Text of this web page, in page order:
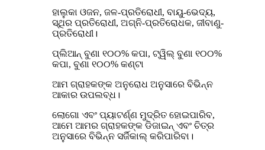
ହାଲୁକା ଓଜନ, ଜଳ-ପ୍ରତିରୋଧୀ, ବାୟୁ-ଭେଦ୍ୟ,
ସ୍ଥିର ପ୍ରତିରୋଧୀ, ଅଗ୍ନି-ପ୍ରତିରୋଧକ, ଜୀବାଣୁ-
ପ୍ରତିରୋଧୀ।
ପ୍ଲିଆନ୍ ବୁଣା ୧୦୦% କପା, ଟ୍ୱିଲ୍ ବୁଣା ୧୦୦%
କପା, ବୁଣା ୧୦୦% କଣ୍ଟା
ଆମ ଗ୍ରାହକଙ୍କ ଅନୁରୋଧ ଅନୁସାରେ ବିଭିନ୍ନ
ଆକାର ଉପଲବ୍ଧ।
ଲୋଗୋ ଏବଂ ପ୍ୟାଟର୍ଣ୍ଣ ମୁଦ୍ରିତ ହୋଇପାରିବ,
ଆମେ ଆମର ଗ୍ରାହକଙ୍କ ଡିଜାଇନ୍ ଏବଂ ଚିତ୍ର
ଅନୁସାରେ ବିଭିନ୍ନ ସର୍ଜିକାଲ୍ କରିପାରିବା।